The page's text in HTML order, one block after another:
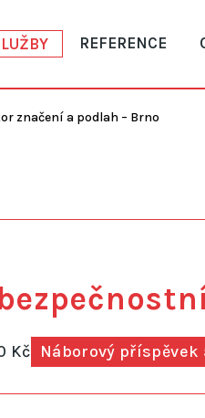
REFERENCE
značení a podlah – Brno
Kč Náborový příspěvek